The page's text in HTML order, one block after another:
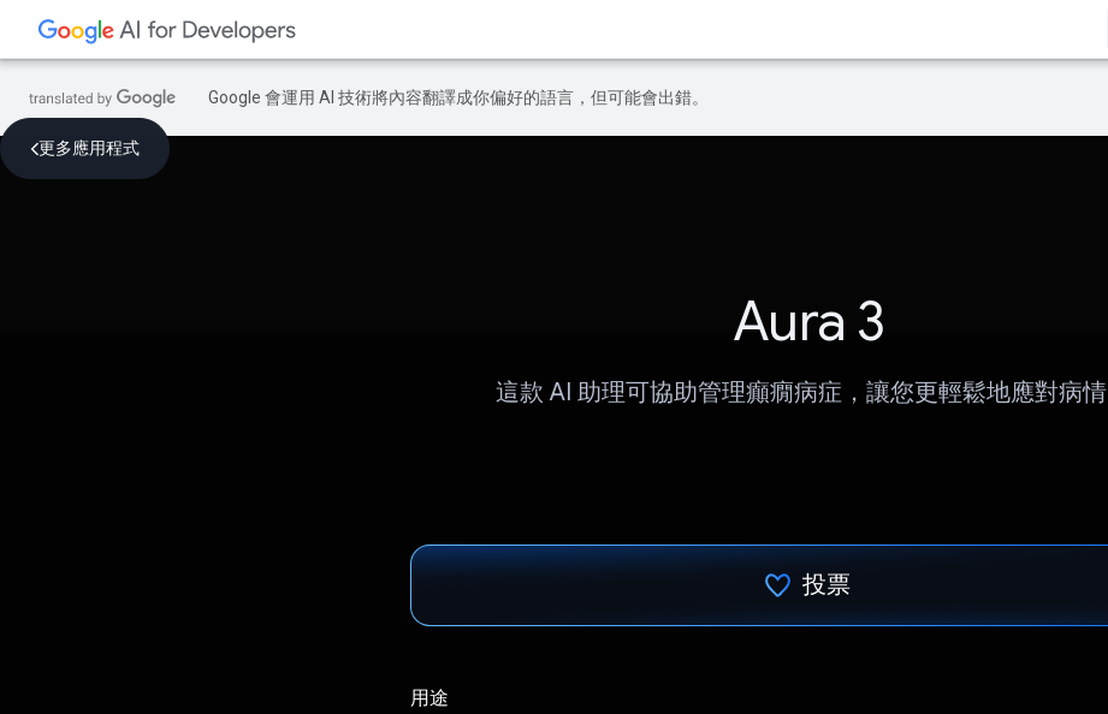
Google 會運用 AI 技術將內容翻譯成你偏好的語言，但可能會出錯。
更多應用程式
Aura 3
這款 AI 助理可協助管理癲癇病症，讓您更輕鬆地應對病情
投票
用途